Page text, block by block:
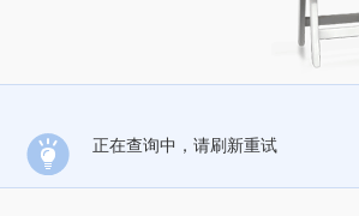
正在查询中，请刷新重试